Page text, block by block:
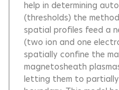
help in determining
(thresholds) the
spatial profiles feed a
(two ion and one
spatially confine the
magnetosheath
letting them to